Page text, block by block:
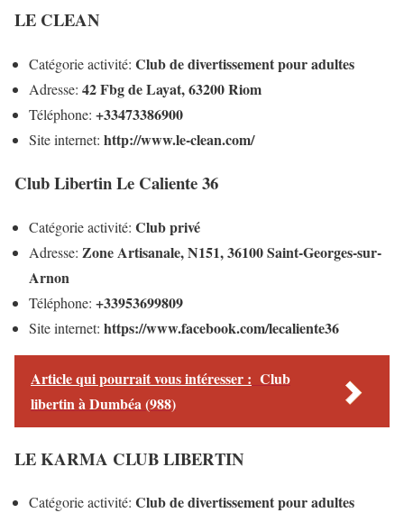
LE CLEAN
Catégorie activité: Club de divertissement pour adultes
Adresse: 42 Fbg de Layat, 63200 Riom
Téléphone: +33473386900
Site internet: http://www.le-clean.com/
Club Libertin Le Caliente 36
Catégorie activité: Club privé
Adresse: Zone Artisanale, N151, 36100 Saint-Georges-sur-
Arnon
Téléphone: +33953699809
Site internet: https://www.facebook.com/lecaliente36
Article qui pourrait vous intéresser : Club
libertin à Dumbéa (988)
LE KARMA CLUB LIBERTIN
Catégorie activité: Club de divertissement pour adultes